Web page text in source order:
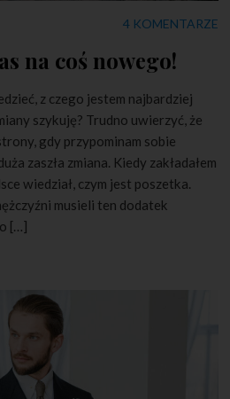
4 KOMENTARZE
na coś nowego!
z czego jestem najbardziej
szykuję? Trudno uwierzyć, że
gdy przypominam sobie
zaszła zmiana. Kiedy zakładałem
wiedział, czym jest poszetka.
musieli ten dodatek
[…]